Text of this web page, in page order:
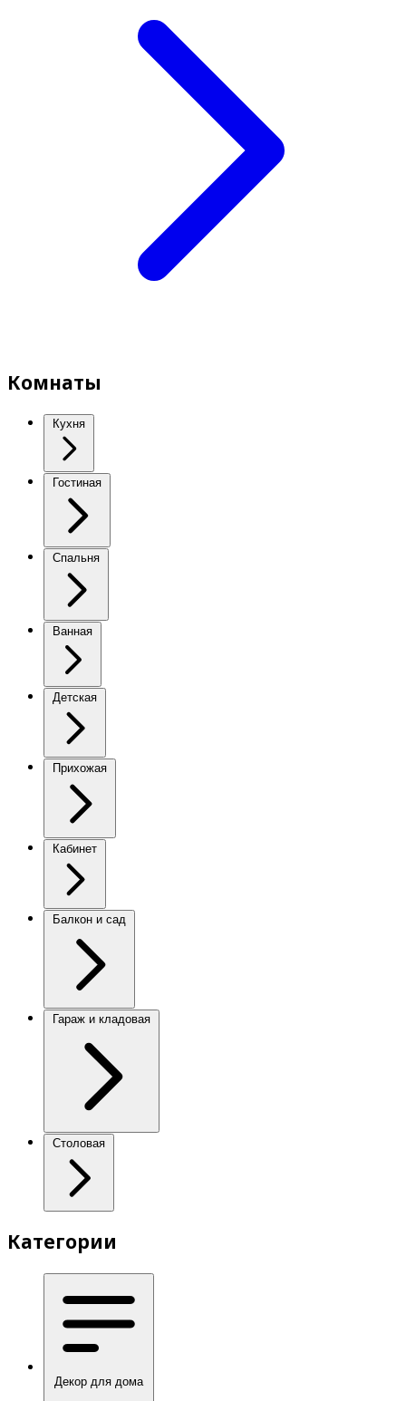
Комнаты
Кухня
Гостиная
Спальня
Ванная
Детская
Прихожая
Кабинет
Балкон и сад
Гараж и кладовая
Столовая
Категории
Декор для дома